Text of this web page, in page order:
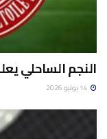
النجم الساحلي